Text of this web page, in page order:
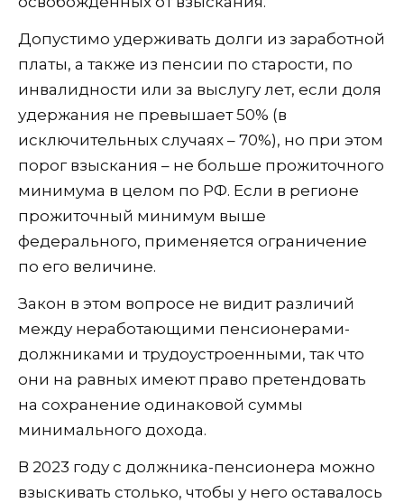
Допустимо удерживать долги из заработной
платы, а также из пенсии по старости, по
инвалидности или за выслугу лет, если доля
удержания не превышает 50% (в
исключительных случаях – 70%), но при этом
порог взыскания – не больше прожиточного
минимума в целом по РФ. Если в регионе
прожиточный минимум выше
федерального, применяется ограничение
по его величине.
Закон в этом вопросе не видит различий
между неработающими пенсионерами-
должниками и трудоустроенными, так что
они на равных имеют право претендовать
на сохранение одинаковой суммы
минимального дохода.
В 2023 году с должника-пенсионера можно
взыскивать столько, чтобы у него оставалось